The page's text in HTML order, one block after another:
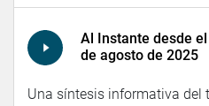
Al Instante desde
de agosto de 2025
Una síntesis informativa del